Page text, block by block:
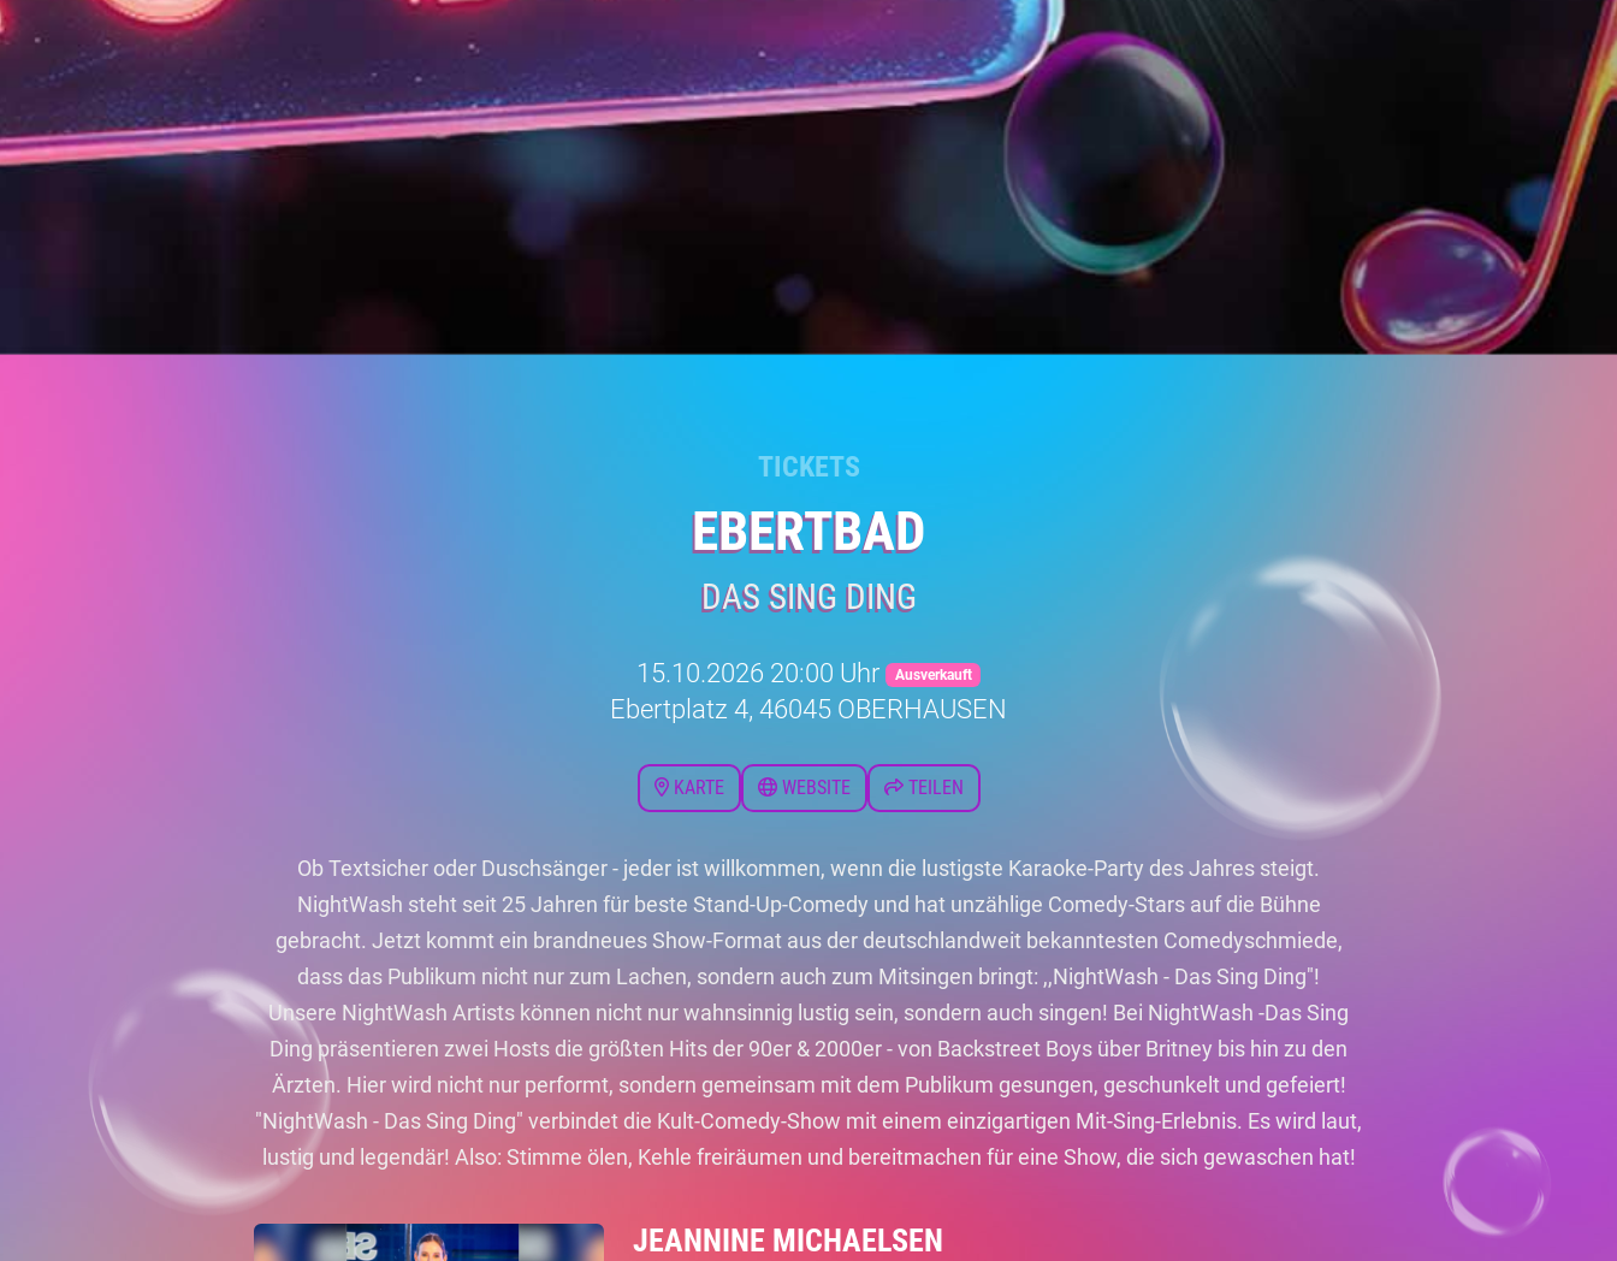
TICKETS
EBERTBAD
DAS SING DING
15.10.2026 20:00 Uhr Ausverkauft
Ebertplatz 4, 46045 OBERHAUSEN
KARTE WEBSITE TEILEN
Ob Textsicher oder Duschsänger - jeder ist willkommen, wenn die lustigste Karaoke-Party des Jahres steigt.
NightWash steht seit 25 Jahren für beste Stand-Up-Comedy und hat unzählige Comedy-Stars auf die Bühne
gebracht. Jetzt kommt ein brandneues Show-Format aus der deutschlandweit bekanntesten Comedyschmiede,
dass das Publikum nicht nur zum Lachen, sondern auch zum Mitsingen bringt: ,,NightWash - Das Sing Ding"!
Unsere NightWash Artists können nicht nur wahnsinnig lustig sein, sondern auch singen! Bei NightWash -Das Sing
Ding präsentieren zwei Hosts die größten Hits der 90er & 2000er - von Backstreet Boys über Britney bis hin zu den
Ärzten. Hier wird nicht nur performt, sondern gemeinsam mit dem Publikum gesungen, geschunkelt und gefeiert!
"NightWash - Das Sing Ding" verbindet die Kult-Comedy-Show mit einem einzigartigen Mit-Sing-Erlebnis. Es wird laut,
lustig und legendär! Also: Stimme ölen, Kehle freiräumen und bereitmachen für eine Show, die sich gewaschen hat!
JEANNINE MICHAELSEN